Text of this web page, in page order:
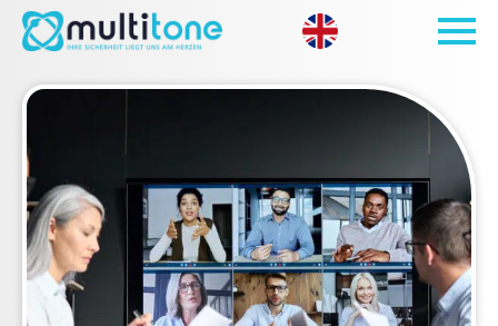
Open site